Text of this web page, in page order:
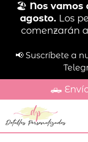
🏖️ Nos vamos
agosto. Los
comenzarán
📢 Suscríbete a
🛻